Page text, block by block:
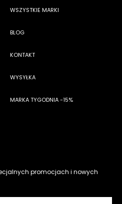
WSZYSTKIE MARKI
BLOG
KONTAKT
WYSYŁKA
MARKA TYGODNIA -15%
promocjach i nowych